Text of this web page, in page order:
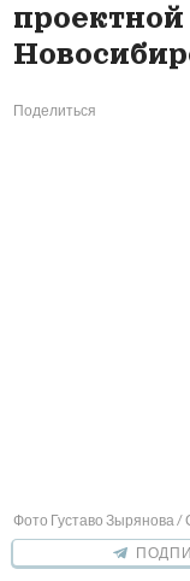
Поделиться
Фото Густаво Зырянова